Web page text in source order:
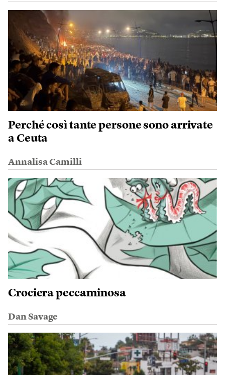
Perché così tante persone sono arrivate
a Ceuta
Annalisa Camilli
Crociera peccaminosa
Dan Savage